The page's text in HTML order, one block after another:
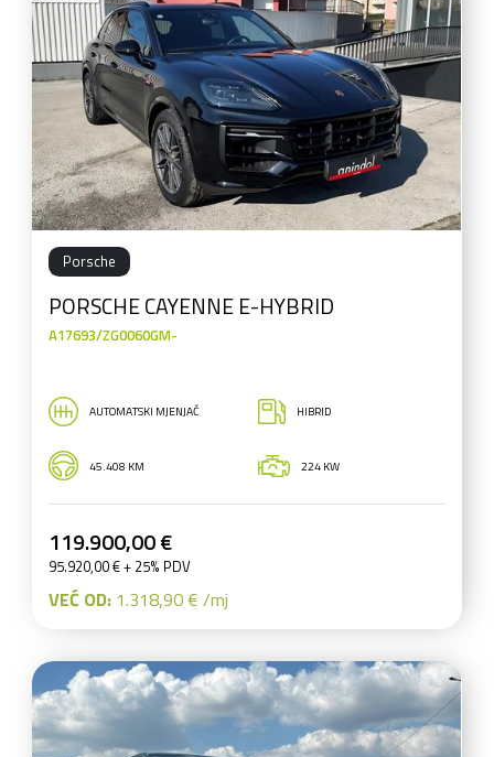
Porsche
PORSCHE CAYENNE E-HYBRID
A17693/ZG0060GM-
AUTOMATSKI MJENJAČ HIBRID
45.408 KM 224 KW
119.900,00 €
95.920,00 € + 25% PDV
VEĆ OD: 1.318,90 € /mj